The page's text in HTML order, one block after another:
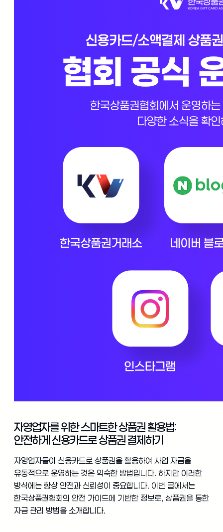
자영업자를 위한 스마트한 상품권 활용법:
안전하게 신용카드로 상품권 결제하기
자영업자들이 신용카드로 상품권을 활용하여 사업 자금을
유동적으로 운영하는 것은 익숙한 방법입니다. 하지만 이러한
방식에는 항상 안전과 신뢰성이 중요합니다. 이번 글에서는
한국상품권협회의 안전 가이드에 기반한 정보로, 상품권을 통한
자금 관리 방법을 소개합니다.